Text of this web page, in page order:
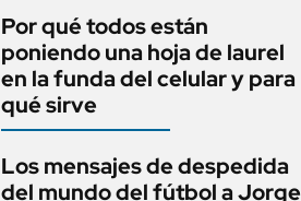
Por qué todos están
poniendo una hoja de laurel
en la funda del celular y para
qué sirve
Los mensajes de despedida
del mundo del fútbol a Jorge